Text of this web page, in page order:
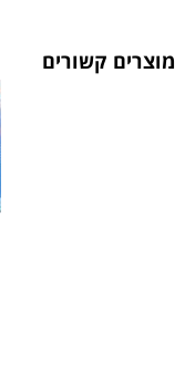
מוצרים קשורים